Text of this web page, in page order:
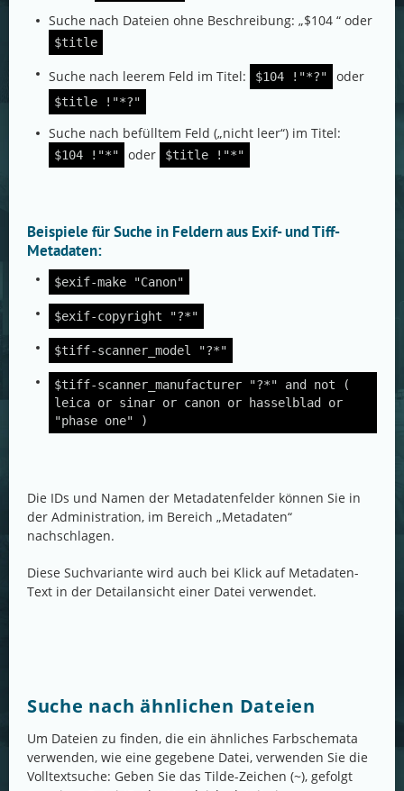
Suche nach Dateien ohne Beschreibung: „$104 “ oder
$title
Suche nach leerem Feld im Titel: $104 !"*?" oder
$title !"*?"
Suche nach befülltem Feld („nicht leer“) im Titel:
$104 !"*" oder $title !"*"
Beispiele für Suche in Feldern aus Exif- und Tiff-
Metadaten:
$exif-make "Canon"
$exif-copyright "?*"
$tiff-scanner_model "?*"
$tiff-scanner_manufacturer "?*" and not (
leica or sinar or canon or hasselblad or
"phase one" )
Die IDs und Namen der Metadatenfelder können Sie in
der Administration, im Bereich „Metadaten“
nachschlagen.
Diese Suchvariante wird auch bei Klick auf Metadaten-
Text in der Detailansicht einer Datei verwendet.
Suche nach ähnlichen Dateien
Um Dateien zu finden, die ein ähnliches Farbschemata
verwenden, wie eine gegebene Datei, verwenden Sie die
Volltextsuche: Geben Sie das Tilde-Zeichen (~), gefolgt